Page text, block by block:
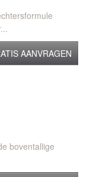
AANVRAGEN
boventallige